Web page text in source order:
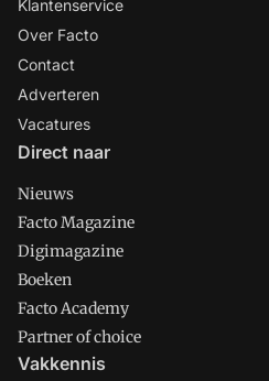
Klantenservice
Over Facto
Contact
Adverteren
Vacatures
Direct naar
Nieuws
Facto Magazine
Digimagazine
Boeken
Facto Academy
Partner of choice
Vakkennis